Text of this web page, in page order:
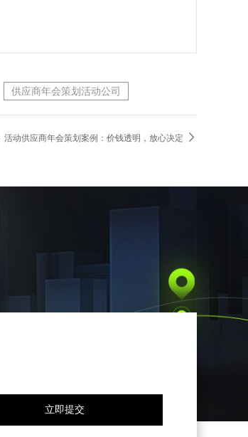
供应商年会策划活动公司
活动供应商年会策划案例：价钱透明，放心决定 